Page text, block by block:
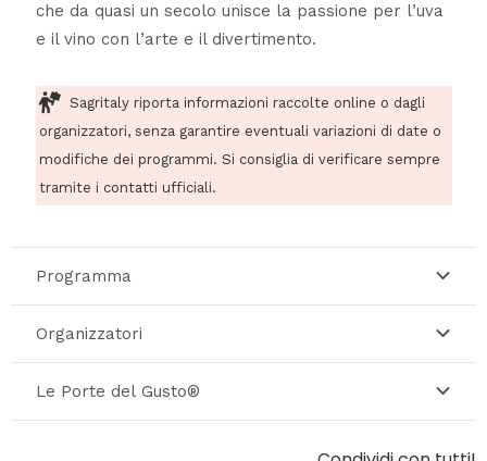
che da quasi un secolo unisce la passione per l’uva
e il vino con l’arte e il divertimento.
Sagritaly riporta informazioni raccolte online o dagli
organizzatori, senza garantire eventuali variazioni di date o
modifiche dei programmi. Si consiglia di verificare sempre
tramite i contatti ufficiali.
Programma
Organizzatori
Le Porte del Gusto®